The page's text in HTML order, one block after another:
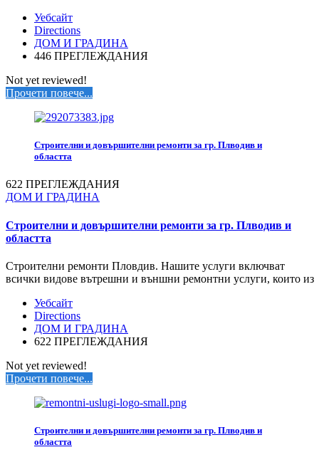
Уебсайт
Directions
ДОМ И ГРАДИНА
446 ПРЕГЛЕЖДАНИЯ
Not yet reviewed!
Прочети повече...
Строителни и довършителни ремонти за гр. Плводив и
областта
622 ПРЕГЛЕЖДАНИЯ
ДОМ И ГРАДИНА
Строителни и довършителни ремонти за гр. Плводив и
областта
Строителни ремонти Пловдив. Нашите услуги включват
всички видове вътрешни и външни ремонтни услуги, които из
Уебсайт
Directions
ДОМ И ГРАДИНА
622 ПРЕГЛЕЖДАНИЯ
Not yet reviewed!
Прочети повече...
Строителни и довършителни ремонти за гр. Плводив и
областта